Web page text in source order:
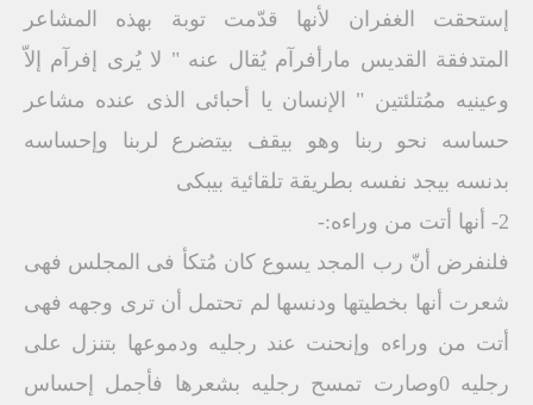
إستحقت الغفران لأنها قدّمت توبة بهذه المشاعر
المتدفقة القديس مارأفرآم يُقال عنه " لا يُرى إفرآم إلاّ
وعينيه ممُتلئتين " الإنسان يا أحبائى الذى عنده مشاعر
حساسه نحو ربنا وهو بيقف بيتضرع لربنا وإحساسه
بدنسه بيجد نفسه بطريقة تلقائية بيبكى
2- أنها أتت من وراءه:-
فلنفرض أنّ رب المجد يسوع كان مُتكأ فى المجلس فهى
شعرت أنها بخطيتها ودنسها لم تحتمل أن ترى وجهه فهى
أتت من وراءه وإنحنت عند رجليه ودموعها بتنزل على
رجليه 0وصارت تمسح رجليه بشعرها فأجمل إحساس